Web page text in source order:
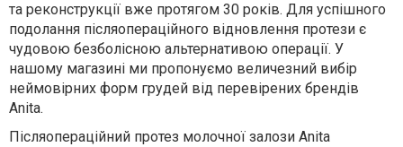
та реконструкції вже протягом 30 років. Для успішного
подолання післяопераційного відновлення протези є
чудовою безболісною альтернативою операції. У
нашому магазині ми пропонуємо величезний вибір
неймовірних форм грудей від перевірених брендів
Anita.
Післяопераційний протез молочної залози Anita